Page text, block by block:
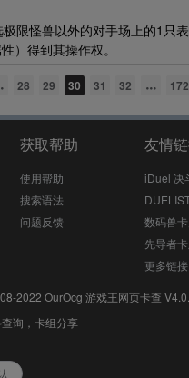
极限怪兽以外的对手场上的1只
）得到其操作权。
28 29 30 31 32
获取帮助
使用帮助
搜索语法
问题反馈
友情
iDuel 决
数码兽
先导者
更多链接
2022 OurOcg 游戏王网页卡查
询，卡组分享